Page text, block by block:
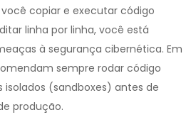
copiar e executar código
linha por linha, você está
à segurança cibernética. Em
sempre rodar código
(sandboxes) antes de
produção.